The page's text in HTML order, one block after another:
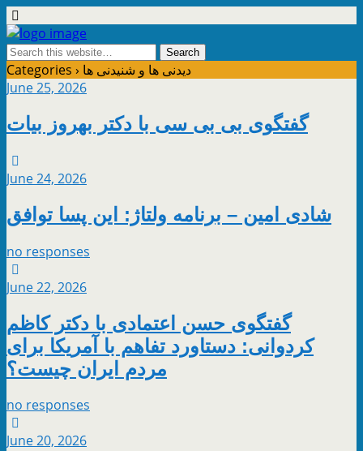
Categories › دیدنی ها و شنیدنی ها
June 25, 2026
گفتگوی بی بی سی با دکتر بهروز بیات
June 24, 2026
شادی امین – برنامه ولتاژ: این پسا توافق
no responses
June 22, 2026
گفتگوی حسن اعتمادی با دکتر کاظم
کردوانی: دستاورد تفاهم با آمریکا برای
مردم ایران چیست؟
no responses
June 20, 2026